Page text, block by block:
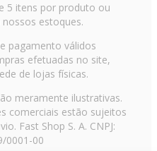
5 itens por produto ou
estoques.
pagamento válidos
efetuadas no site,
de lojas físicas.
meramente ilustrativas.
comerciais estão sujeitos
Fast Shop S. A. CNPJ:
0001-00